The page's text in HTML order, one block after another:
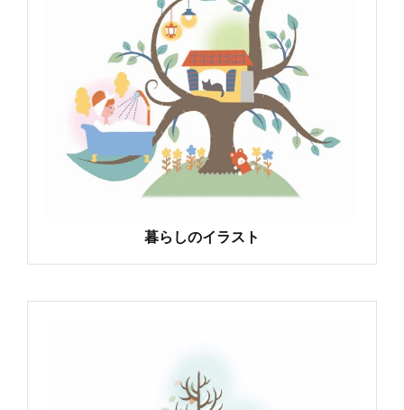
暮らしのイラスト